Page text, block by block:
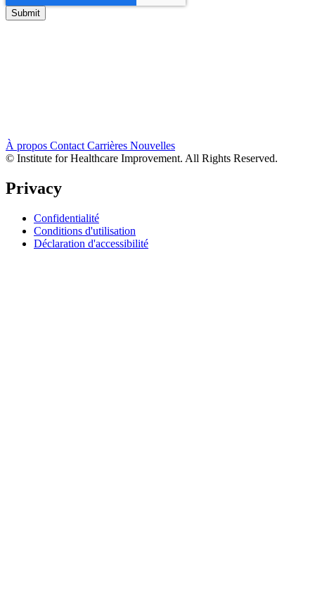
À propos Contact Carrières Nouvelles
© Institute for Healthcare Improvement. All Rights Reserved.
Privacy
Confidentialité
Conditions d'utilisation
Déclaration d'accessibilité